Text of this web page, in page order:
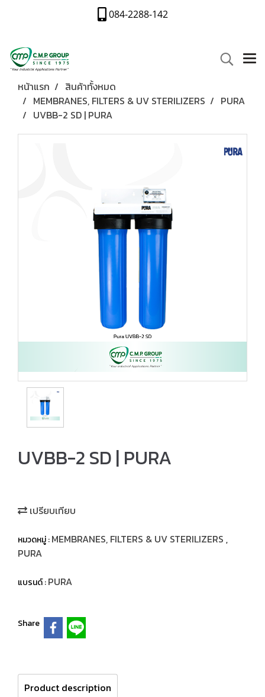
084-2288-142
หน้าแรก
สินค้าทั้งหมด
MEMBRANES, FILTERS & UV STERILIZERS
PURA
UVBB-2 SD | PURA
UVBB-2 SD | PURA
เปรียบเทียบ
หมวดหมู่ :MEMBRANES, FILTERS & UV STERILIZERS ,
PURA
แบรนด์ :PURA
Share
Product description